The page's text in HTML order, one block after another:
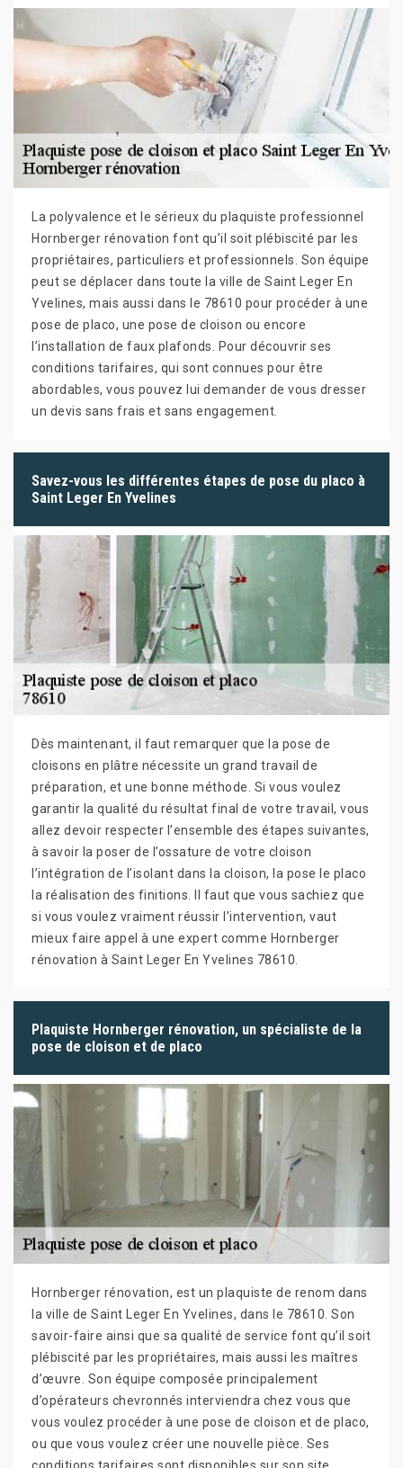
La polyvalence et le sérieux du plaquiste professionnel
Hornberger rénovation font qu’il soit plébiscité par les
propriétaires, particuliers et professionnels. Son équipe
peut se déplacer dans toute la ville de Saint Leger En
Yvelines, mais aussi dans le 78610 pour procéder à une
pose de placo, une pose de cloison ou encore
l’installation de faux plafonds. Pour découvrir ses
conditions tarifaires, qui sont connues pour être
abordables, vous pouvez lui demander de vous dresser
un devis sans frais et sans engagement.
Savez-vous les différentes étapes de pose du placo à
Saint Leger En Yvelines
Dès maintenant, il faut remarquer que la pose de
cloisons en plâtre nécessite un grand travail de
préparation, et une bonne méthode. Si vous voulez
garantir la qualité du résultat final de votre travail, vous
allez devoir respecter l’ensemble des étapes suivantes,
à savoir la poser de l’ossature de votre cloison
l’intégration de l’isolant dans la cloison, la pose le placo
la réalisation des finitions. Il faut que vous sachiez que
si vous voulez vraiment réussir l’intervention, vaut
mieux faire appel à une expert comme Hornberger
rénovation à Saint Leger En Yvelines 78610.
Plaquiste Hornberger rénovation, un spécialiste de la
pose de cloison et de placo
Hornberger rénovation, est un plaquiste de renom dans
la ville de Saint Leger En Yvelines, dans le 78610. Son
savoir-faire ainsi que sa qualité de service font qu’il soit
plébiscité par les propriétaires, mais aussi les maîtres
d’œuvre. Son équipe composée principalement
d’opérateurs chevronnés interviendra chez vous que
vous voulez procéder à une pose de cloison et de placo,
ou que vous voulez créer une nouvelle pièce. Ses